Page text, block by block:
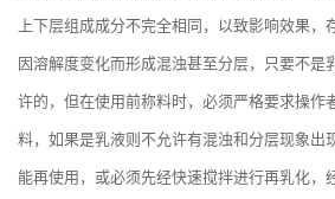
上下层组成成分不完全相同，以致影响效果
因溶解度变化而形成混浊甚至分层，只要不是
许的，但在使用前称料时，必须严格要求操作
料，如果是乳液则不允许有混浊和分层现象出
能再使用，或必须先经快速搅拌进行再乳化，